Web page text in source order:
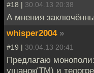
#18 | 30.04.13 20:38
А мнения
whisper2004 »
#19 | 30.04.13 20:41
Предлагаю
ушанок(ТМ) и